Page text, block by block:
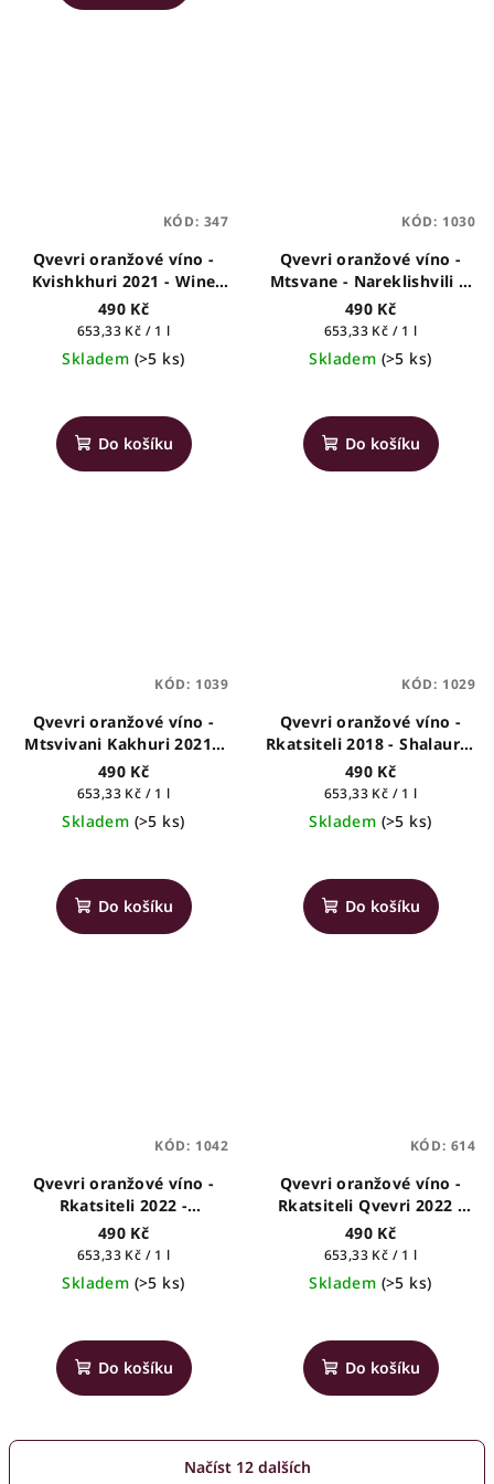
Qvevri oranžové víno -
Kvishkhuri 2021 - Wine
People - gruzínské víno,
0,75l
490 Kč
Měrná
cena:
653,33 Kč / 1 l
Skladem (>5 ks)
Do košíku
KÓD: 347
Qvevri oranžové víno -
Mtsvane - Nareklishvili &
Son's - gruzínské víno,
0,75l
490 Kč
Měrná
cena:
653,33 Kč / 1 l
Skladem (>5 ks)
hodnocení
produktu
Do košíku
KÓD: 1030
Qvevri oranžové víno -
Mtsvivani Kakhuri 2021 -
Nareklishvili & Son's -
gruzínské víno, 0,75l
490 Kč
Měrná
cena:
653,33 Kč / 1 l
Skladem (>5 ks)
hodnocení
produktu
Do košíku
KÓD: 1039
Qvevri oranžové víno -
Rkatsiteli 2018 - Shalauri -
gruzínské víno, 0,75l
490 Kč
Měrná
cena:
653,33 Kč / 1 l
Skladem (>5 ks)
Do košíku
KÓD: 1029
Qvevri oranžové víno -
Rkatsiteli 2022 -
Nareklishvili & Son's -
gruzínské víno, 0,75l
490 Kč
Měrná
cena:
653,33 Kč / 1 l
Skladem (>5 ks)
Do košíku
KÓD: 1042
Qvevri oranžové víno -
Rkatsiteli Qvevri 2022 -
Iora
490 Kč
Měrná
cena:
653,33 Kč / 1 l
Skladem (>5 ks)
Do košíku
KÓD: 614
Načíst 12 dalších